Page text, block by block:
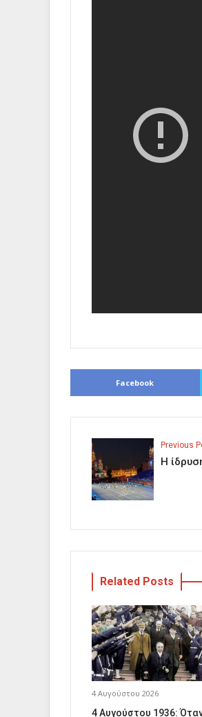
Facebook
Previous
Η
Related Posts
4 Αυγούστου 2026
4 Αυγούστου 1936: